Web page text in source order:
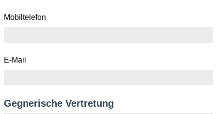
Mobiltelefon
E-Mail
Gegnerische Vertretung